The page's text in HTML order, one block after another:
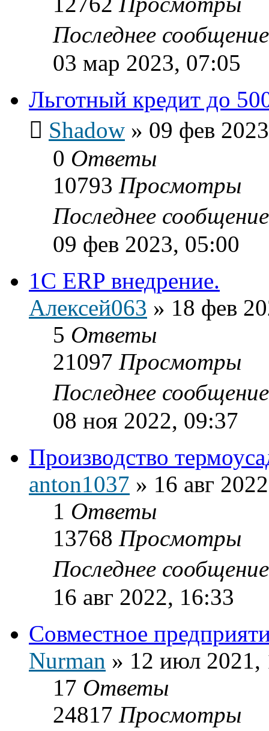
Последнее
03 мар 2023, 07:05
Льготный кредит до
Shadow » 09 фев
0 Ответы
10793 Просмотры
Последнее
09 фев 2023, 05:00
1C ERP внедрение.
Алексей063 » 18 фев
5 Ответы
21097 Просмотры
Последнее
08 ноя 2022, 09:37
Производство
anton1037 » 16 авг
1 Ответы
13768 Просмотры
Последнее
16 авг 2022, 16:33
Совместное
Nurman » 12 июл 2021,
17 Ответы
24817 Просмотры